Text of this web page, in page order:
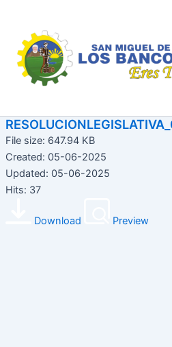
contenido
File size: 647.94 KB
Created: 05-06-2025
Updated: 05-06-2025
Hits: 37
Download Preview